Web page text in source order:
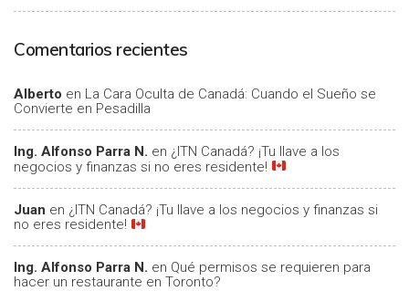
Comentarios recientes
Alberto en La Cara Oculta de Canadá: Cuando el Sueño se
Convierte en Pesadilla
Ing. Alfonso Parra N. en ¿ITN Canadá? ¡Tu llave a los
negocios y finanzas si no eres residente!
Juan en ¿ITN Canadá? ¡Tu llave a los negocios y finanzas si
no eres residente!
Ing. Alfonso Parra N. en Qué permisos se requieren para
hacer un restaurante en Toronto?